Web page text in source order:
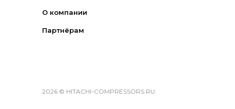
О компании
Партнёрам
2026 © HITACHI-COMPRESSORS.RU